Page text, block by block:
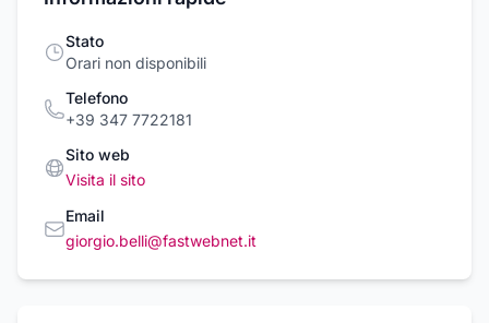
Stato
Orari non disponibili
Telefono
+39 347 7722181
Sito web
Visita il sito
Email
giorgio.belli@fastwebnet.it